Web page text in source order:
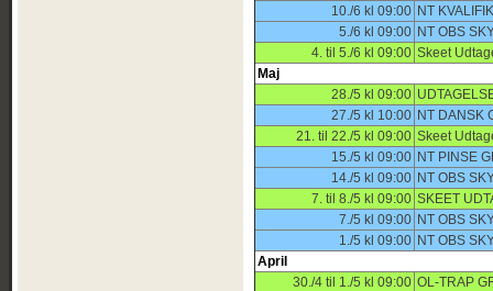
10./6 kl 09:00 NT
5./6 kl 09:00 NT OBS
4. til 5./6 kl 09:00 Skeet
Maj
28./5 kl 09:00
27./5 kl 10:00 NT DANSK
21. til 22./5 kl 09:00 Skeet
15./5 kl 09:00 NT PINSE
14./5 kl 09:00 NT OBS
7. til 8./5 kl 09:00 SKEET
7./5 kl 09:00 NT OBS
1./5 kl 09:00 NT OBS
April
30./4 til 1./5 kl 09:00 OL-TRAP